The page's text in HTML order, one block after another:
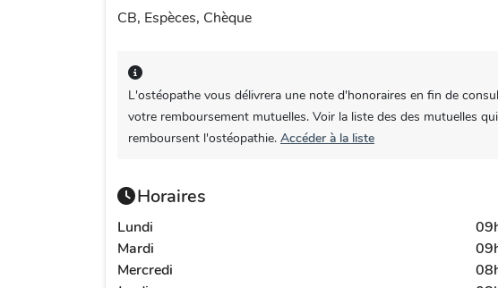
CB, Espèces, Chèque
L'ostéopathe vous délivrera une note d'honoraires en fin de
votre remboursement mutuelles. Voir la liste des des mutuelles qui
remboursent l'ostéopathie. Accéder à la liste
Horaires
Lundi
Mardi
Mercredi